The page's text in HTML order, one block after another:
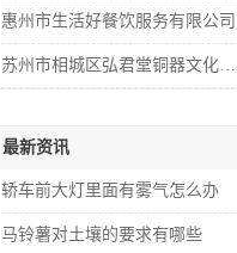
惠州市生活好餐饮服务有限公司
苏州市相城区弘君堂铜器文化研究院
最新资讯
轿车前大灯里面有雾气怎么办
马铃薯对土壤的要求有哪些